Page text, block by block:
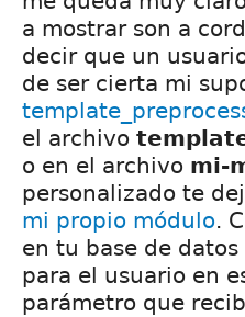
a mostrar son a
decir que un
de ser cierta mi
el archivo
o en el archivo mi-
personalizado te
mi propio módulo.
en tu base de
para el usuario en
parámetro que